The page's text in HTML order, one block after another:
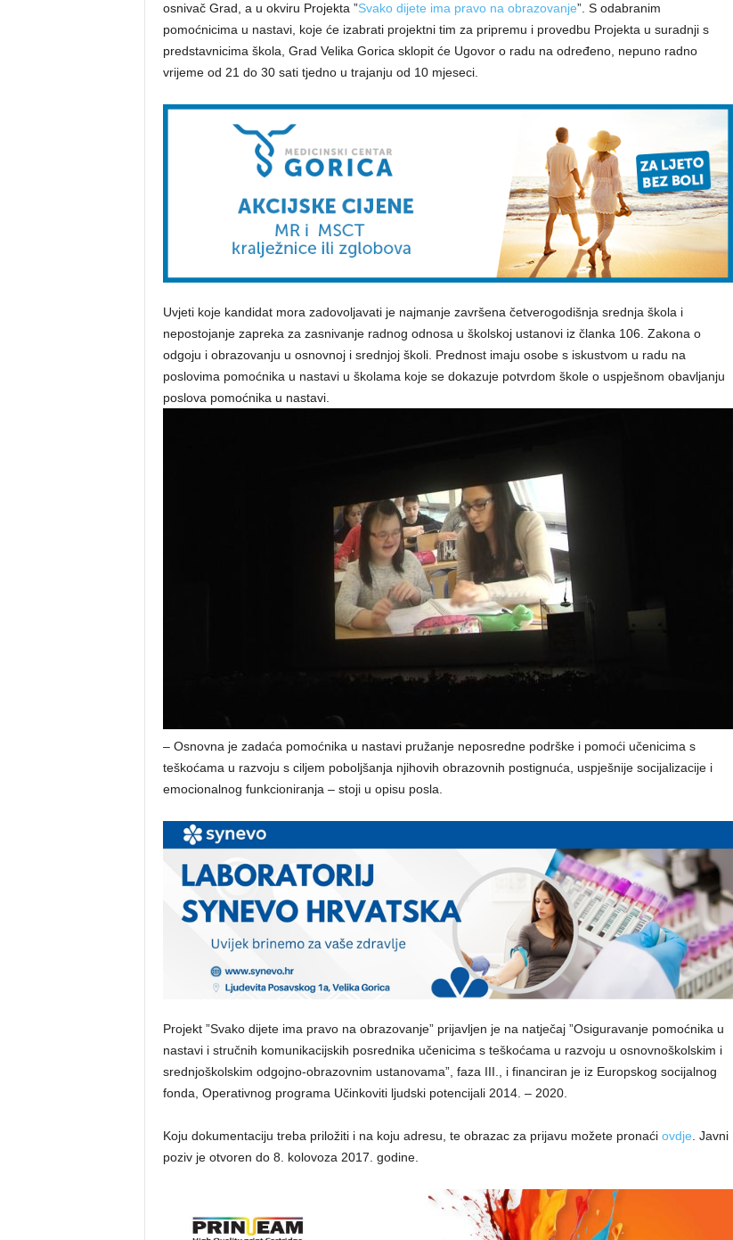
osnivač Grad, a u okviru Projekta ”Svako dijete ima pravo na obrazovanje”. S odabranim
pomoćnicima u nastavi, koje će izabrati projektni tim za pripremu i provedbu Projekta u suradnji s
predstavnicima škola, Grad Velika Gorica sklopit će Ugovor o radu na određeno, nepuno radno
vrijeme od 21 do 30 sati tjedno u trajanju od 10 mjeseci.
Uvjeti koje kandidat mora zadovoljavati je najmanje završena četverogodišnja srednja škola i
nepostojanje zapreka za zasnivanje radnog odnosa u školskoj ustanovi iz članka 106. Zakona o
odgoju i obrazovanju u osnovnoj i srednjoj školi. Prednost imaju osobe s iskustvom u radu na
poslovima pomoćnika u nastavi u školama koje se dokazuje potvrdom škole o uspješnom obavljanju
poslova pomoćnika u nastavi.
– Osnovna je zadaća pomoćnika u nastavi pružanje neposredne podrške i pomoći učenicima s
teškoćama u razvoju s ciljem poboljšanja njihovih obrazovnih postignuća, uspješnije socijalizacije i
emocionalnog funkcioniranja – stoji u opisu posla.
Projekt ”Svako dijete ima pravo na obrazovanje” prijavljen je na natječaj ”Osiguravanje pomoćnika u
nastavi i stručnih komunikacijskih posrednika učenicima s teškoćama u razvoju u osnovnoškolskim i
srednjoškolskim odgojno-obrazovnim ustanovama”, faza III., i financiran je iz Europskog socijalnog
fonda, Operativnog programa Učinkoviti ljudski potencijali 2014. – 2020.
Koju dokumentaciju treba priložiti i na koju adresu, te obrazac za prijavu možete pronaći ovdje. Javni
poziv je otvoren do 8. kolovoza 2017. godine.